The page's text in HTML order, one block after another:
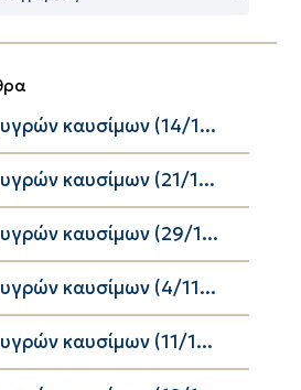
καυσίμων (14/1...
καυσίμων (21/1...
καυσίμων (29/1...
καυσίμων (4/11...
καυσίμων (11/1...